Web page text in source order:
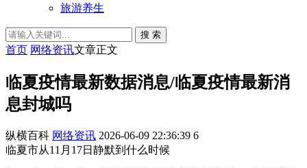
旅游养生
搜 索
首页 网络资讯文章正文
临夏疫情最新数据消息/临夏疫情最新消
息封城吗
纵横百科 网络资讯 2026-06-09 22:36:39 6
临夏市从11月17日静默到什么时候